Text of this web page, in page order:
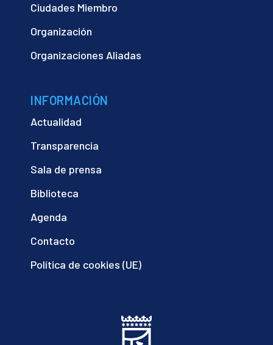
Ciudades Miembro
Organización
Organizaciones Aliadas
INFORMACIÓN
Actualidad
Transparencia
Sala de prensa
Biblioteca
Agenda
Contacto
Política de cookies (UE)